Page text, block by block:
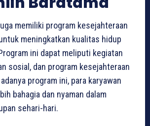
memiliki program kesejahteraan
meningkatkan kualitas hidup
ini dapat meliputi kegiatan
sosial, dan program kesejahteraan
program ini, para karyawan
bahagia dan nyaman dalam
sehari-hari.